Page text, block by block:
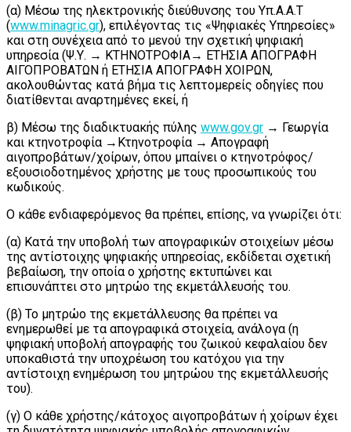
(α) Μέσω της ηλεκτρονικής διεύθυνσης του Υπ.Α.Α.Τ
(www.minagric.gr), επιλέγοντας τις «Ψηφιακές Υπηρεσίες»
και στη συνέχεια από το μενού την σχετική ψηφιακή
υπηρεσία (Ψ.Υ. → ΚΤΗΝΟΤΡΟΦΙΑ→ ΕΤΗΣΙΑ ΑΠΟΓΡΑΦΗ
ΑΙΓΟΠΡΟΒΑΤΩΝ ή ΕΤΗΣΙΑ ΑΠΟΓΡΑΦΗ ΧΟΙΡΩΝ,
ακολουθώντας κατά βήμα τις λεπτομερείς οδηγίες που
διατίθενται αναρτημένες εκεί, ή
β) Μέσω της διαδικτυακής πύλης www.gov.gr → Γεωργία
και κτηνοτροφία →Κτηνοτροφία → Απογραφή
αιγοπροβάτων/χοίρων, όπου μπαίνει ο κτηνοτρόφος/
εξουσιοδοτημένος χρήστης με τους προσωπικούς του
κωδικούς.
Ο κάθε ενδιαφερόμενος θα πρέπει, επίσης, να γνωρίζει ότι:
(α) Κατά την υποβολή των απογραφικών στοιχείων μέσω
της αντίστοιχης ψηφιακής υπηρεσίας, εκδίδεται σχετική
βεβαίωση, την οποία ο χρήστης εκτυπώνει και
επισυνάπτει στο μητρώο της εκμετάλλευσής του.
(β) Το μητρώο της εκμετάλλευσης θα πρέπει να
ενημερωθεί με τα απογραφικά στοιχεία, ανάλογα (η
ψηφιακή υποβολή απογραφής του ζωικού κεφαλαίου δεν
υποκαθιστά την υποχρέωση του κατόχου για την
αντίστοιχη ενημέρωση του μητρώου της εκμετάλλευσής
του).
(γ) Ο κάθε χρήστης/κάτοχος αιγοπροβάτων ή χοίρων έχει